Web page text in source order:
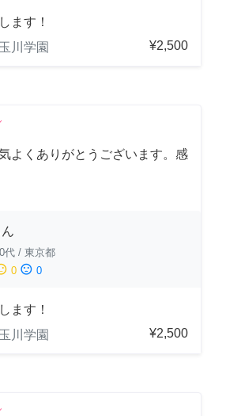
ます！
川学園
¥2,500
よくありがとうございます。感
代 / 東京都
0 sentiment_dissatisfied 0
ます！
川学園
¥2,500